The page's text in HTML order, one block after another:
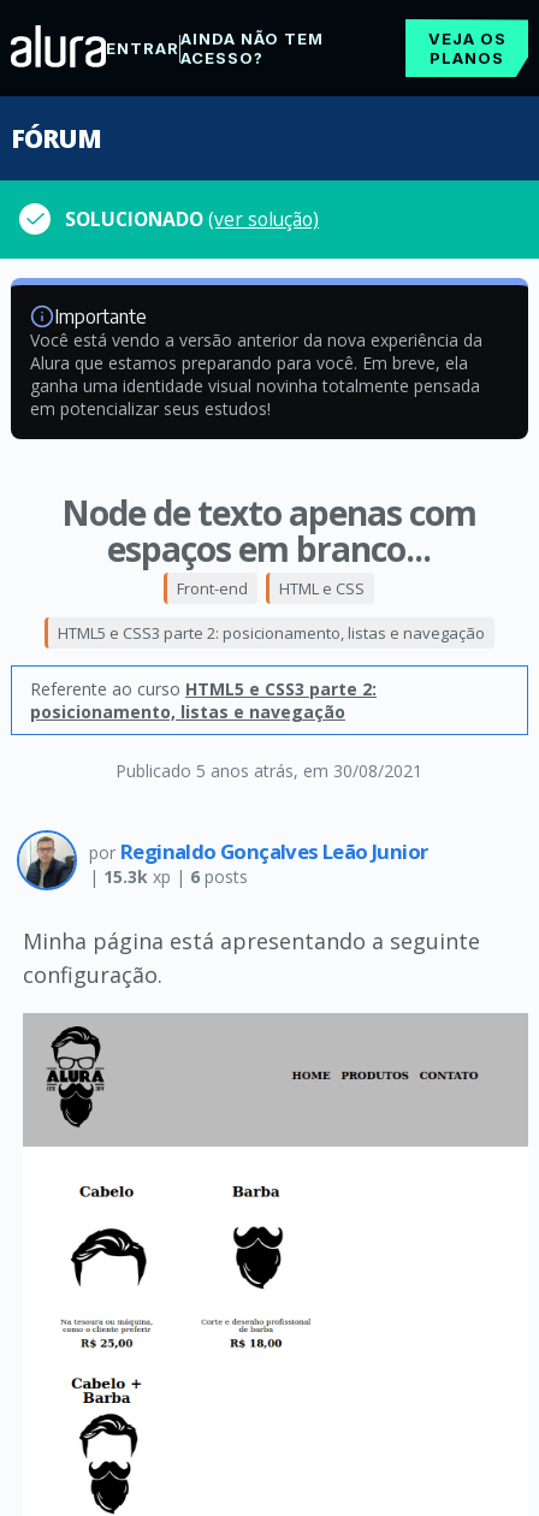
ENTRARAINDA NÃO TEM
ACESSO?
VEJA OS
PLANOS
FÓRUM
SOLUCIONADO(ver solução)
Importante
Você está vendo a versão anterior da nova experiência da
Alura que estamos preparando para você. Em breve, ela
ganha uma identidade visual novinha totalmente pensada
em potencializar seus estudos!
Node de texto apenas com
espaços em branco...
Publicado 5 anos atrás, em 30/08/2021
Front-end HTML e CSS
HTML5 e CSS3 parte 2: posicionamento, listas e navegação
Referente ao curso HTML5 e CSS3 parte 2:
posicionamento, listas e navegação
por Reginaldo Gonçalves Leão Junior
| 15.3kxp | 6posts
Minha página está apresentando a seguinte
configuração.